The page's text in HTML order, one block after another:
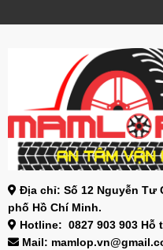
Địa chỉ: Số 12 Nguyễn Tư
phố Hồ Chí Minh.
Hotline: 0827 903 903 Hỗ
Mail: